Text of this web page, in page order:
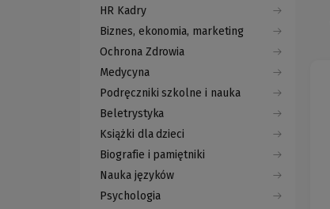
HR Kadry
Biznes, ekonomia, marketing
Ochrona Zdrowia
Medycyna
Podręczniki szkolne i nauka
Beletrystyka
Książki dla dzieci
Biografie i pamiętniki
Nauka języków
Psychologia